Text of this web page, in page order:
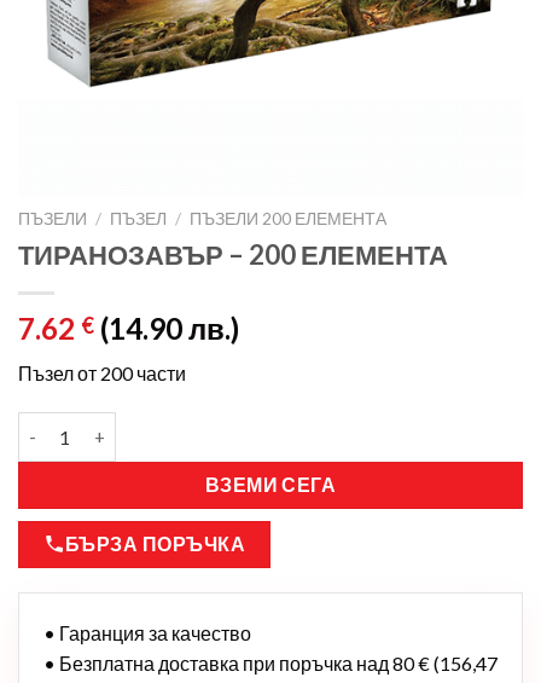
ПЪЗЕЛИ / ПЪЗЕЛ / ПЪЗЕЛИ 200 ЕЛЕМЕНТА
ТИРАНОЗАВЪР – 200 ЕЛЕМЕНТА
7.62 € (14.90 лв.)
Пъзел от 200 части
ВЗЕМИ СЕГА
БЪРЗА ПОРЪЧКА
• Гаранция за качество
• Безплатна доставка при поръчка над 80 € (156,47